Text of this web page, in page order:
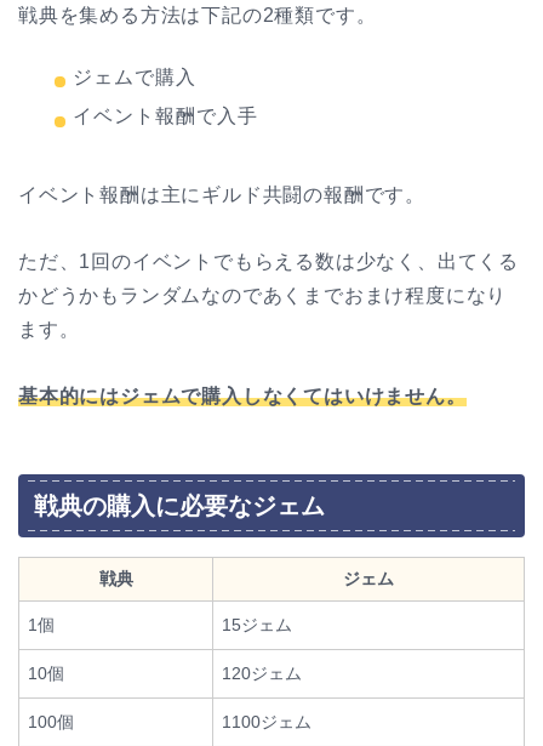
戦典を集める方法は下記の2種類です。
ジェムで購入
イベント報酬で入手
イベント報酬は主にギルド共闘の報酬です。
ただ、1回のイベントでもらえる数は少なく、出てくる
かどうかもランダムなのであくまでおまけ程度になり
ます。
基本的にはジェムで購入しなくてはいけません。
戦典の購入に必要なジェム
戦典 ジェム
1個 15ジェム
10個 120ジェム
100個 1100ジェム